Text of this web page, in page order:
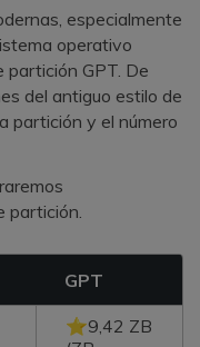
especialmente
operativo
partición GPT. De
del antiguo estilo de
partición y el número
partición.
GPT
⭐9,42 ZB